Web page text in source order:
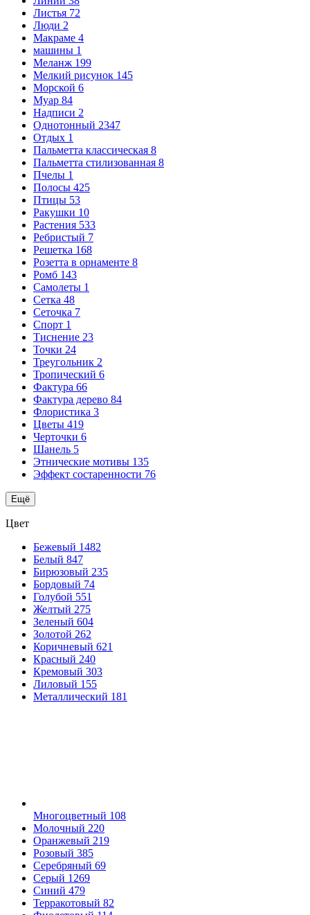
Листья 72
Люди 2
Макраме 4
машины 1
Меланж 199
Мелкий рисунок 145
Морской 6
Муар 84
Надписи 2
Однотонный 2347
Отдых 1
Пальметта классическая 8
Пальметта стилизованная 8
Пчелы 1
Полосы 425
Птицы 53
Ракушки 10
Растения 533
Ребристый 7
Решетка 168
Розетта в орнаменте 8
Ромб 143
Самолеты 1
Сетка 48
Сеточка 7
Спорт 1
Тиснение 23
Точки 24
Треугольник 2
Тропический 6
Фактура 66
Фактура дерево 84
Флористика 3
Цветы 419
Черточки 6
Шанель 5
Этнические мотивы 135
Эффект состаренности 76
Ещё
Цвет
Бежевый 1482
Белый 847
Бирюзовый 235
Бордовый 74
Голубой 551
Желтый 275
Зеленый 604
Золотой 262
Коричневый 621
Красный 240
Кремовый 303
Лиловый 155
Металлический 181
Многоцветный 108
Молочный 220
Оранжевый 219
Розовый 385
Серебряный 69
Серый 1269
Синий 479
Терракотовый 82